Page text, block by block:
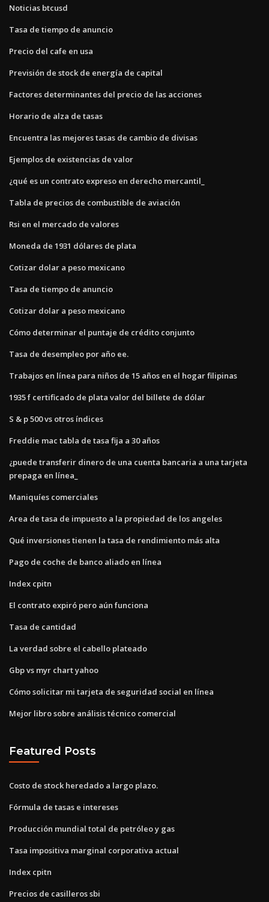
Noticias btcusd
Tasa de tiempo de anuncio
Precio del cafe en usa
Previsión de stock de energía de capital
Factores determinantes del precio de las acciones
Horario de alza de tasas
Encuentra las mejores tasas de cambio de divisas
Ejemplos de existencias de valor
¿qué es un contrato expreso en derecho mercantil_
Tabla de precios de combustible de aviación
Rsi en el mercado de valores
Moneda de 1931 dólares de plata
Cotizar dolar a peso mexicano
Tasa de tiempo de anuncio
Cotizar dolar a peso mexicano
Cómo determinar el puntaje de crédito conjunto
Tasa de desempleo por año ee.
Trabajos en línea para niños de 15 años en el hogar filipinas
1935 f certificado de plata valor del billete de dólar
S & p 500 vs otros índices
Freddie mac tabla de tasa fija a 30 años
¿puede transferir dinero de una cuenta bancaria a una tarjeta
prepaga en línea_
Maniquíes comerciales
Area de tasa de impuesto a la propiedad de los angeles
Qué inversiones tienen la tasa de rendimiento más alta
Pago de coche de banco aliado en línea
Index cpitn
El contrato expiró pero aún funciona
Tasa de cantidad
La verdad sobre el cabello plateado
Gbp vs myr chart yahoo
Cómo solicitar mi tarjeta de seguridad social en línea
Mejor libro sobre análisis técnico comercial
Featured Posts
Costo de stock heredado a largo plazo.
Fórmula de tasas e intereses
Producción mundial total de petróleo y gas
Tasa impositiva marginal corporativa actual
Index cpitn
Precios de casilleros sbi